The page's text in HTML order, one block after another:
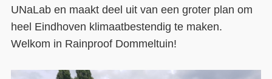
UNaLab en maakt deel uit van een groter plan om
heel Eindhoven klimaatbestendig te maken.
Welkom in Rainproof Dommeltuin!